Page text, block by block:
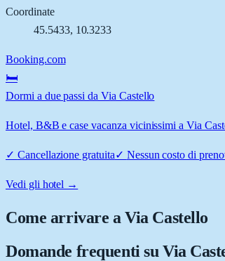
Coordinate
45.5433, 10.3233
Booking.com
🛏️
Dormi a due passi da Via Castello
Hotel, B&B e case vacanza vicinissimi a Via
✓ Cancellazione gratuita✓ Nessun costo di
Vedi gli hotel →
Come arrivare aVia Castello
Domande frequenti su Via